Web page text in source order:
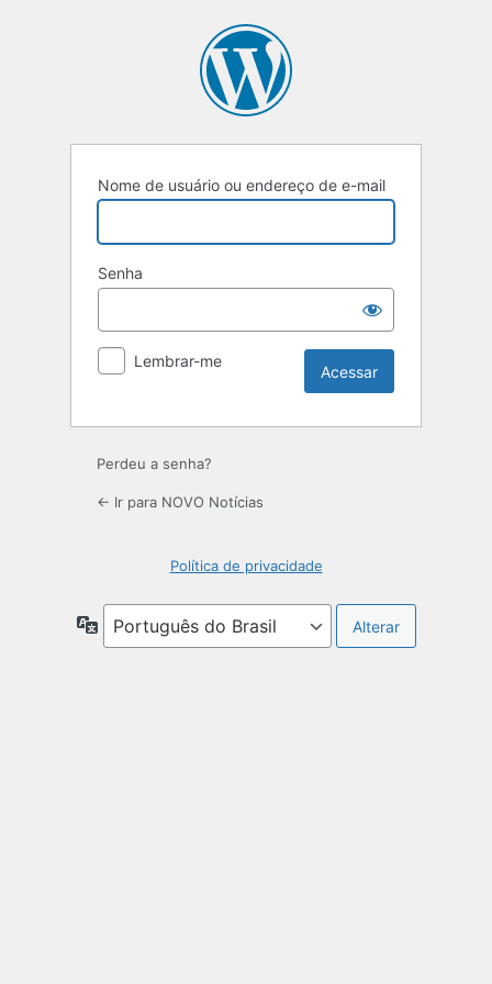
Nome de usuário ou endereço de e-mail
Senha
Lembrar-me
Perdeu a senha?
← Ir para NOVO Notícias
Política de privacidade
Idioma